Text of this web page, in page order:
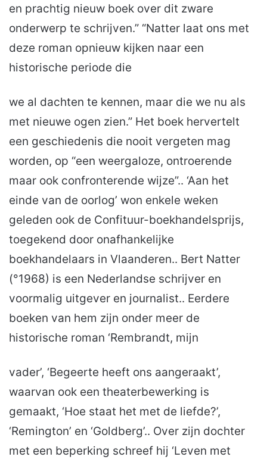
en prachtig nieuw boek over dit zware
onderwerp te schrijven.” “Natter laat ons met
deze roman opnieuw kijken naar een
historische periode die
we al dachten te kennen, maar die we nu als
met nieuwe ogen zien.” Het boek hervertelt
een geschiedenis die nooit vergeten mag
worden, op “een weergaloze, ontroerende
maar ook confronterende wijze”.. ‘Aan het
einde van de oorlog’ won enkele weken
geleden ook de Confituur-boekhandelsprijs,
toegekend door onafhankelijke
boekhandelaars in Vlaanderen.. Bert Natter
(°1968) is een Nederlandse schrijver en
voormalig uitgever en journalist.. Eerdere
boeken van hem zijn onder meer de
historische roman ‘Rembrandt, mijn
vader’, ‘Begeerte heeft ons aangeraakt’,
waarvan ook een theaterbewerking is
gemaakt, ‘Hoe staat het met de liefde?’,
‘Remington’ en ‘Goldberg’.. Over zijn dochter
met een beperking schreef hij ‘Leven met